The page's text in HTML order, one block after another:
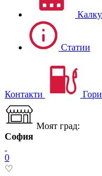
Статии
Контакти
Моят град:
София
0
♡